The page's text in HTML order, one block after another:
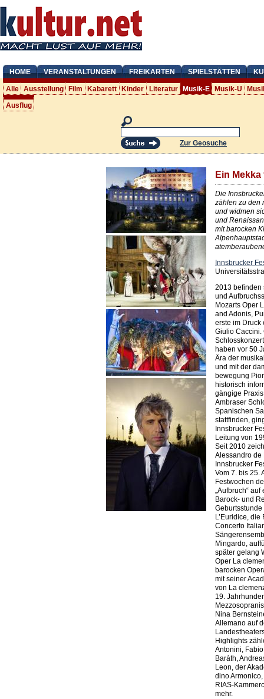
HOME VERANSTALTUNGEN FREIKARTEN SPIELSTÄTTEN
Alle Ausstellung Film Kabarett Kinder Literatur Musik-E Musik-U
Ausflug
Zur Geosuche
Ein
Die
zählen zu den
und widmen
und
mit barocken
Innsbrucker
2013 befinden
und
Mozarts Oper
and Adonis,
erste im Druck
Giulio Caccini.
haben vor 50
Ära der
und mit der
bewegung
historisch
gängige
Ambraser
Spanischen
stattfinden,
Innsbrucker
Leitung von
Seit 2010
Alessandro de
Innsbrucker
Vom 7. bis 25.
Festwochen
„Aufbruch“
Barock- und
L’Euridice,
Concerto
Min­gardo,
später gelang
Oper La
barocken
mit seiner
von La
19.
Nina
Allemano auf
Highlights
Antonini,
Baráth,
Leon, der
dino
RIAS-
mehr.